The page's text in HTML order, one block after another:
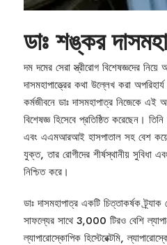
ডাঃ শঙ্কর
দম দমের সেরা স্ত্রীরোগ বিশেষজ্ঞদের
দাসমহাপাত্ত্রের কথা উল্লেখ করা
কর্মজীবনে ডাঃ দাসমহাপাত্র নিজেকে এই
বিশেষজ্ঞ হিসেবে প্রতিষ্ঠিত করেছেন।
এবং এএমআরআই হাসপাতাল সহ বেশ
যুক্ত, তার রোগীদের শীর্ষস্থানীয় সুবিধা
নিশ্চিত করে।
ডাঃ দাসমহাপাত্র একটি চিত্তাকর্ষক ট্র্যাক
সাফল্যের সাথে 3,000 টিরও বেশি
ল্যাপারোস্কোপিক হিস্টেরেক্টমি,